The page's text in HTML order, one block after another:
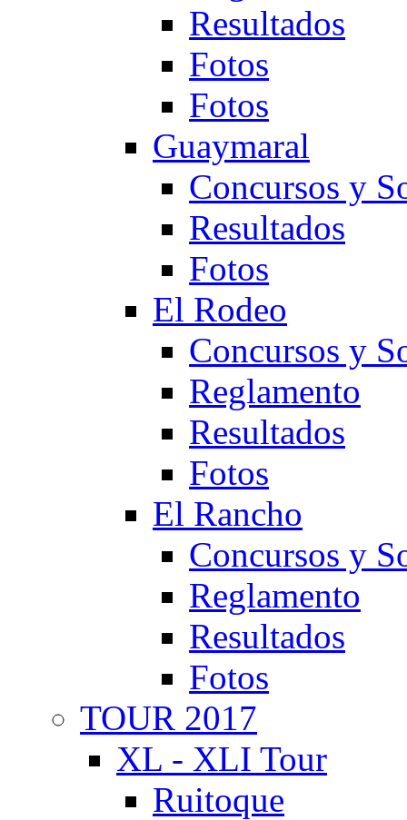
Resultados
Fotos
Fotos
Guaymaral
Concursos y
Resultados
Fotos
El Rodeo
Concursos y
Reglamento
Resultados
Fotos
El Rancho
Concursos y
Reglamento
Resultados
Fotos
TOUR 2017
XL - XLI Tour
Ruitoque